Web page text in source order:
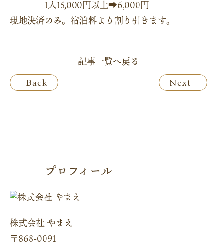
1人15,000円以上➡6,000円
現地決済のみ。宿泊料より割り引きます。
Back
記事一覧へ戻る
Next
プロフィール
株式会社 やまえ
〒868-0091